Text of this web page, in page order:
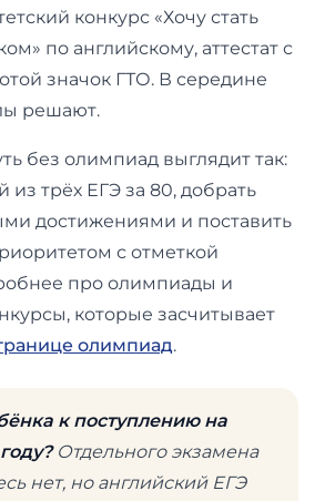
конкурс «Хочу стать
по английскому, аттестат с
значок ГТО. В середине
решают.
без олимпиад выглядит так:
из трёх ЕГЭ за 80, добрать
достижениями и поставить
с отметкой
про олимпиады и
которые засчитывает
олимпиад.
к поступлению на
Отдельного экзамена
нет, но английский ЕГЭ